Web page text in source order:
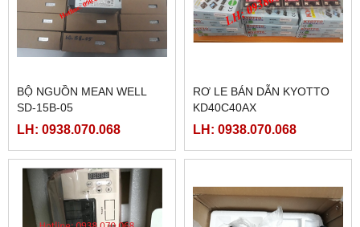
BỘ NGUỒN MEAN WELL
SD-15B-05
LH: 0938.070.068
RƠ LE BÁN DẪN KYOTTO
KD40C40AX
LH: 0938.070.068